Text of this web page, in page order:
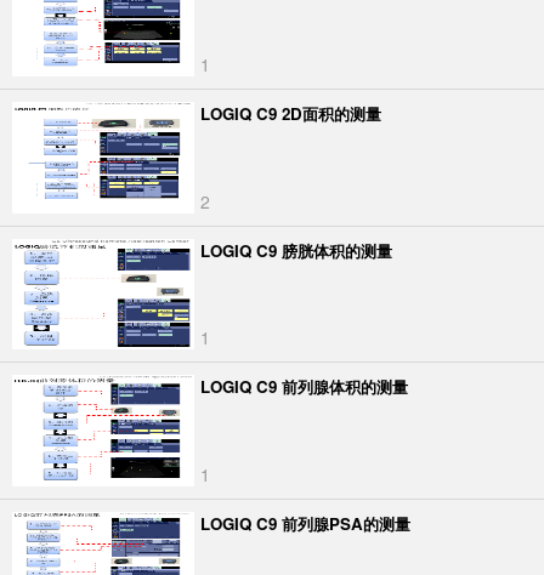
1
LOGIQ C9 2D面积的测量
2
LOGIQ C9 膀胱体积的测量
1
LOGIQ C9 前列腺体积的测量
1
LOGIQ C9 前列腺PSA的测量